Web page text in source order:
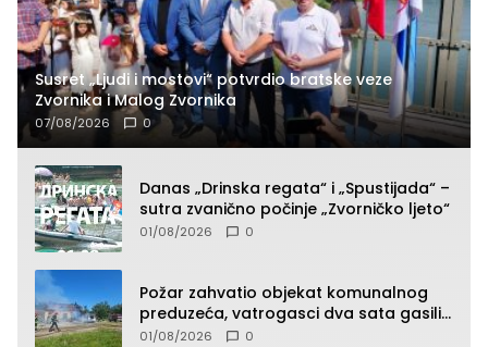
Susret „Ljudi i mostovi“ potvrdio bratske veze
Zvornika i Malog Zvornika
07/08/2026 0
Danas „Drinska regata“ i „Spustijada“ –
sutra zvanično počinje „Zvorničko ljeto“
01/08/2026 0
Požar zahvatio objekat komunalnog
preduzeća, vatrogasci dva sata gasili
vatru (FOTO)
01/08/2026 0